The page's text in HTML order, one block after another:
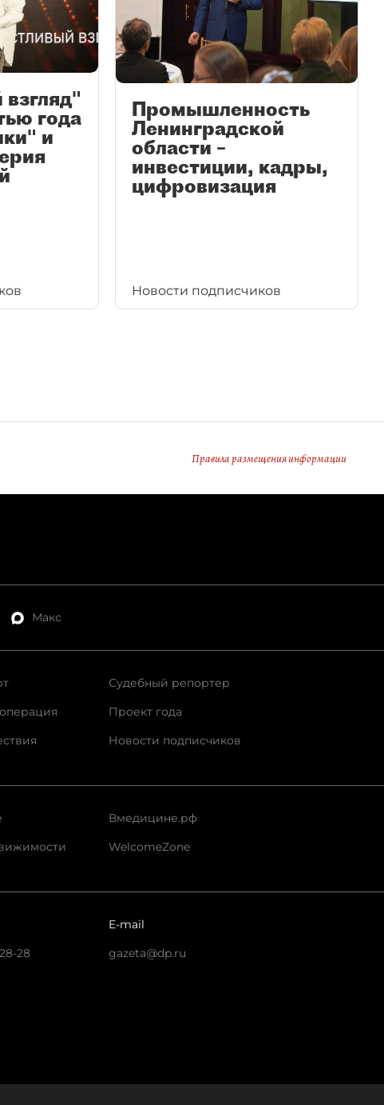
года
и
Промышленность
Ленинградской
области –
инвестиции, кадры,
цифровизация
Новости подписчиков
Правила размещения информации
Макс
Судебный репортер
Проект года
Новости подписчиков
Вмедицине.рф
WelcomeZone
28
E-mail
gazeta@dp.ru